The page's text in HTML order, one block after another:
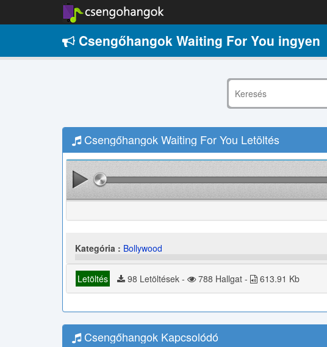
Csengőhangok Waiting For You ingyen
Csengőhangok Waiting For You Letöltés
Kategória : Bollywood
Letöltés 98 Letöltések - 788 Hallgat - 613.91 Kb
Csengőhangok Kapcsolódó